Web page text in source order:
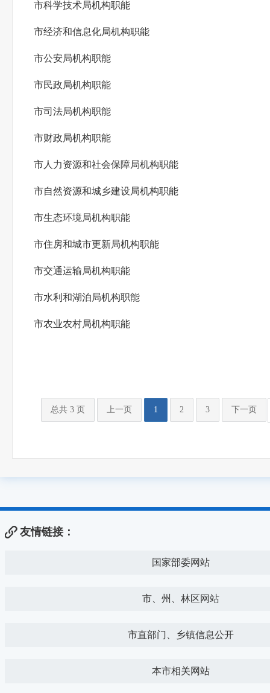
市科学技术局机构职能
市经济和信息化局机构职能
市公安局机构职能
市民政局机构职能
市司法局机构职能
市财政局机构职能
市人力资源和社会保障局机构职能
市自然资源和城乡建设局机构职能
市生态环境局机构职能
市住房和城市更新局机构职能
市交通运输局机构职能
市水利和湖泊局机构职能
市农业农村局机构职能
总共 3 页 上一页 1 2 3 下一页
友情链接：
国家部委网站
市、州、林区网站
市直部门、乡镇信息公开
本市相关网站